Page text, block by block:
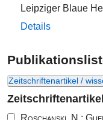
Leipziger Blaue
Details
Zeitschriftenartikel /
Roschanski, N.;